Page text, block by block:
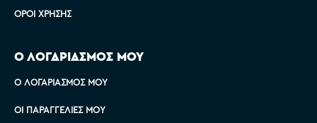
ΌΡΟΙ ΧΡΉΣΗΣ
Ο ΛΟΓΑΡΙΑΣΜΟΣ ΜΟΥ
Ο ΛΟΓΑΡΙΑΣΜΌΣ ΜΟΥ
ΟΙ ΠΑΡΑΓΓΕΛΊΕΣ ΜΟΥ